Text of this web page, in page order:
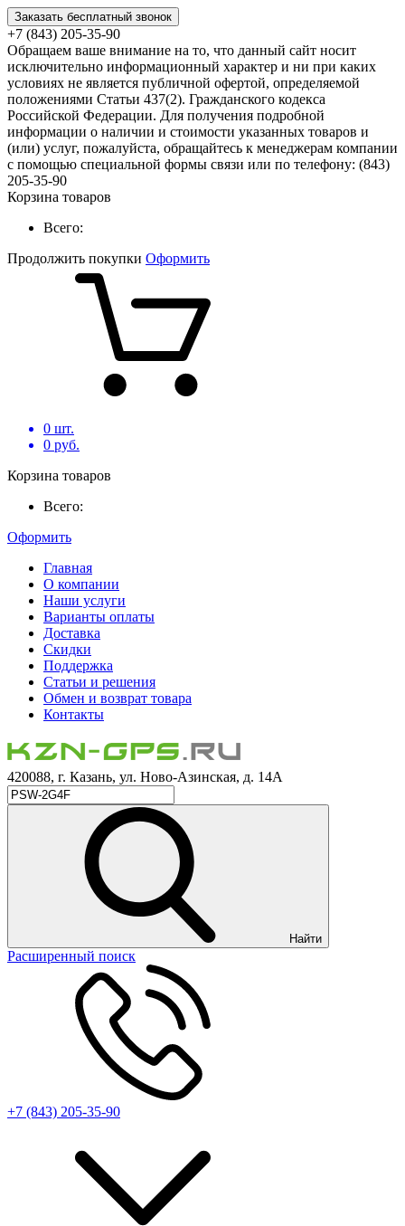
Заказать бесплатный звонок
+7 (843) 205-35-90
Обращаем ваше внимание на то, что данный сайт носит
исключительно информационный характер и ни при каких
условиях не является публичной офертой, определяемой
положениями Статьи 437(2). Гражданского кодекса
Российской Федерации. Для получения подробной
информации о наличии и стоимости указанных товаров и
(или) услуг, пожалуйста, обращайтесь к менеджерам компании
с помощью специальной формы связи или по телефону: (843)
205-35-90
Корзина товаров
Всего:
Продолжить покупки Оформить
0 шт.
0 руб.
Корзина товаров
Всего:
Оформить
Главная
О компании
Наши услуги
Варианты оплаты
Доставка
Скидки
Поддержка
Статьи и решения
Обмен и возврат товара
Контакты
420088, г. Казань, ул. Ново-Азинская, д. 14А
Найти
Расширенный поиск
+7 (843) 205-35-90